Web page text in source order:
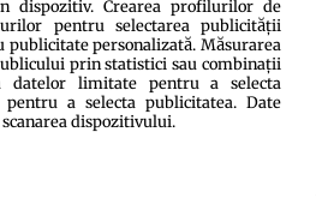
dispozitiv. Crearea profilurilor de
pentru selectarea publicității
personalizată. Măsurarea
prin statistici sau combinații
limitate pentru a selecta
a selecta publicitatea. Date
dispozitivului.